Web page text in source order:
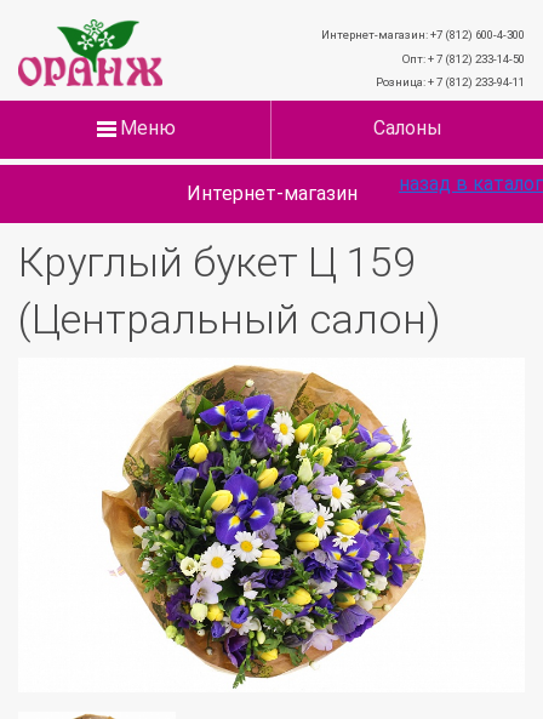
Интернет-магазин: +7 (812) 600-4-300
Опт: + 7 (812) 233-14-50
Розница: + 7 (812) 233-94-11
Меню Салоны
Интернет-магазин
Круглый букет Ц 159
(Центральный салон)
назад в каталог